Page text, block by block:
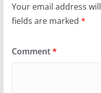
Your email address
fields are marked *
Comment*